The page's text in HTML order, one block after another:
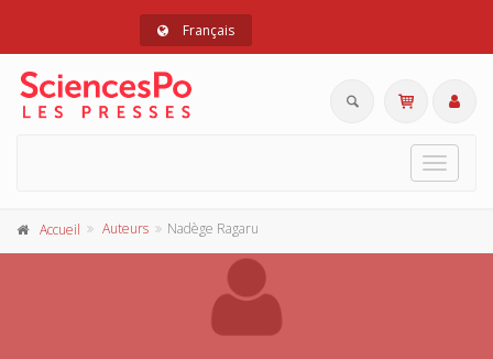
Français
Toggle
Accueil Auteurs Nadège Ragaru